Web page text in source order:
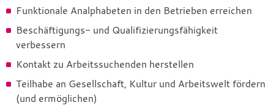
Funktionale Analphabeten in den Betrieben erreichen
Beschäftigungs- und Qualifizierungsfähigkeit
verbessern
Kontakt zu Arbeitssuchenden herstellen
Teilhabe an Gesellschaft, Kultur und Arbeitswelt fördern
(und ermöglichen)